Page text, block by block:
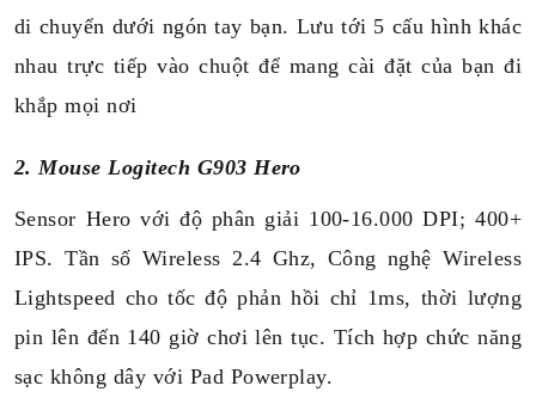
di chuyển dưới ngón tay bạn. Lưu tới 5 cấu hình khác
nhau trực tiếp vào chuột để mang cài đặt của bạn đi
khắp mọi nơi
2. Mouse Logitech G903 Hero
Sensor Hero với độ phân giải 100-16.000 DPI; 400+
IPS. Tần số Wireless 2.4 Ghz, Công nghệ Wireless
Lightspeed cho tốc độ phản hồi chỉ 1ms, thời lượng
pin lên đến 140 giờ chơi lên tục. Tích hợp chức năng
sạc không dây với Pad Powerplay.